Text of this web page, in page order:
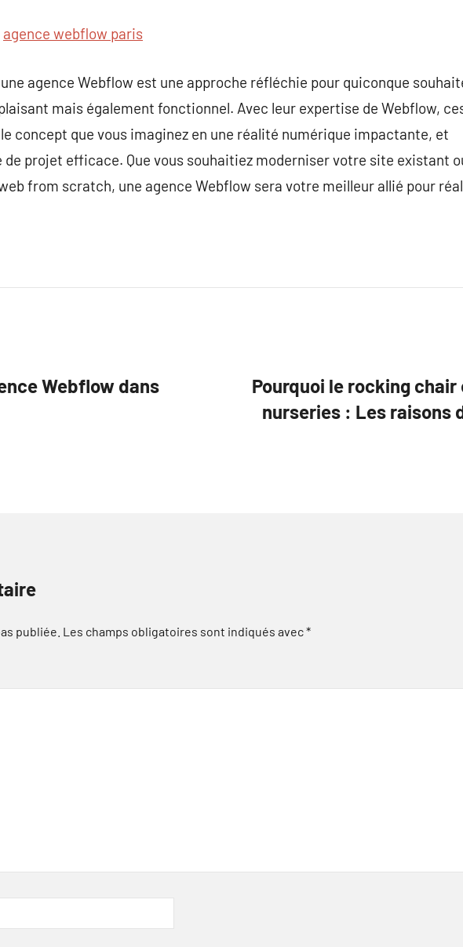
agence webflow paris
agence Webflow est une approche réfléchie pour quiconque
mais également fonctionnel. Avec leur expertise de Webflow,
concept que vous imaginez en une réalité numérique impactante, et
projet efficace. Que vous souhaitiez moderniser votre site existant
from scratch, une agence Webflow sera votre meilleur allié pour
Webflow dans
Pourquoi le rocking
nurseries : Les raisons
publiée. Les champs obligatoires sont indiqués avec*